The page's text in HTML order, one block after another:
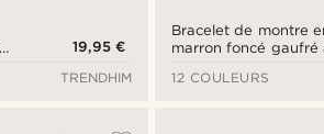
19,95 €
TRENDHIM
Bracelet de montre
marron foncé gaufré
boucle noire -
12 COULEURS